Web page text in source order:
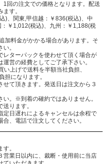
回の注文での価格となります。配送
す。
)、関東,甲信越：￥836(税込)、中
￥1,012(税込)、九州：￥1,188(税
料金がかかる場合があります。そ
。
レターパックを使わせて頂く場合が
営の経費としてご了承下さい。
上げで送料を半額当社負担、
担になります。
て頂きます。発送日は注文から３
。※到着の確約ではありません。
ります。
定日遅れによるキャンセルは余程で
、電話で注文してください。
。
営業日以内に、裁断・使用前に当店